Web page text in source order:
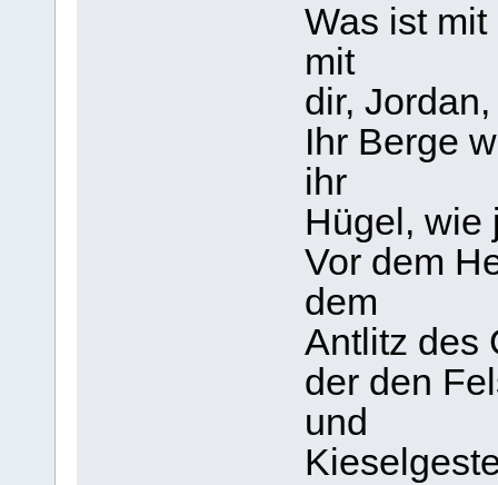
Was ist
mit
dir,
Ihr Berge
ihr
Hügel, wie
Vor dem
dem
Antlitz des
der den
und